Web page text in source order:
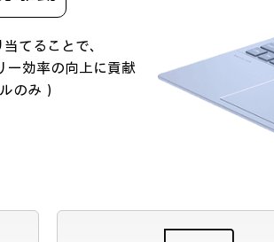
てることで、
ー効率の向上に貢献
のみ）